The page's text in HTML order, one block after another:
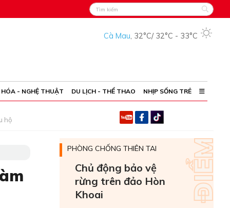
Cà Mau, 32°C/ 32°C - 33°C
- NGHỆ THUẬT DU LỊCH - THỂ THAO NHỊP SỐNG TRẺ
hộ
PHÒNG CHỐNG THIÊN TAI
Chủ động bảo vệ
rừng trên đảo Hòn
Khoai